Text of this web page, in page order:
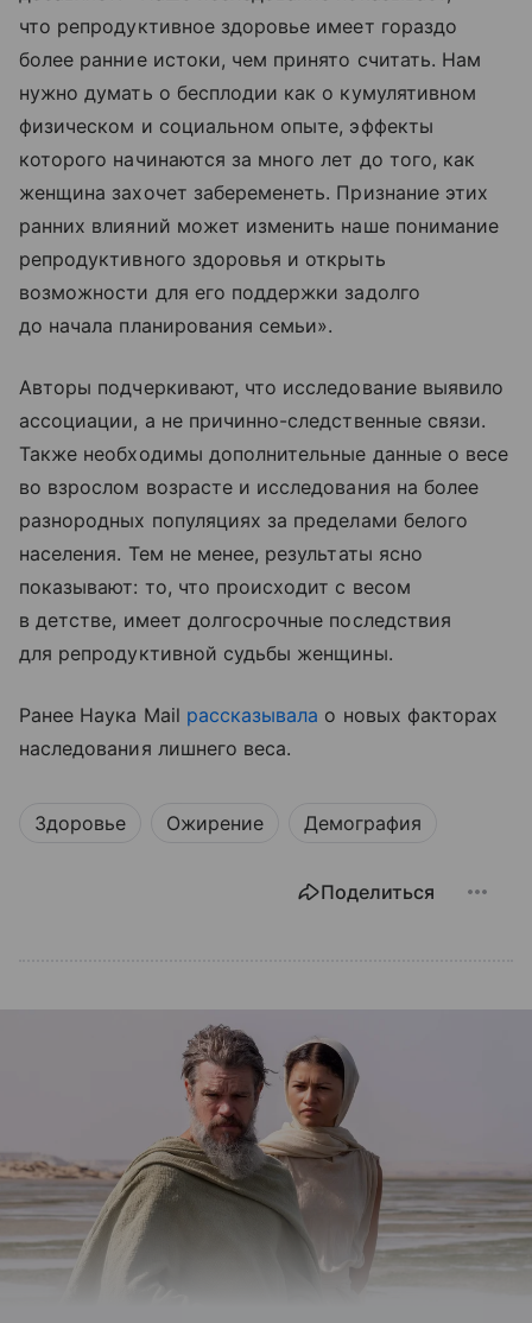
что репродуктивное здоровье имеет гораздо
более ранние истоки, чем принято считать. Нам
нужно думать о бесплодии как о кумулятивном
физическом и социальном опыте, эффекты
которого начинаются за много лет до того, как
женщина захочет забеременеть. Признание этих
ранних влияний может изменить наше понимание
репродуктивного здоровья и открыть
возможности для его поддержки задолго
до начала планирования семьи».
Авторы подчеркивают, что исследование выявило
ассоциации, а не причинно-следственные связи.
Также необходимы дополнительные данные о весе
во взрослом возрасте и исследования на более
разнородных популяциях за пределами белого
населения. Тем не менее, результаты ясно
показывают: то, что происходит с весом
в детстве, имеет долгосрочные последствия
для репродуктивной судьбы женщины.
Ранее Наука Mail рассказывала о новых факторах
наследования лишнего веса.
Здоровье Ожирение Демография
Поделиться